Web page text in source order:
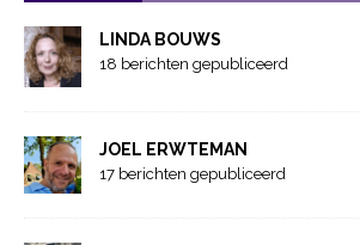
LINDA BOUWS
18 berichten gepubliceerd
JOEL ERWTEMAN
17 berichten gepubliceerd